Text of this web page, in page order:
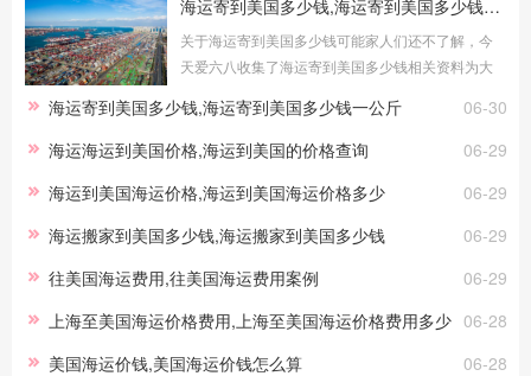
海运寄到美国多少钱,海运寄到美国多少钱一公斤
关于海运寄到美国多少钱可能家人们还不了解，今
天爱六八收集了海运寄到美国多少钱相关资料为大
钱一公斤海运寄到美国多少钱海运是
06-30
海运寄到美国多少钱,海运寄到美国多少钱一公斤
06-29
海运海运到美国价格,海运到美国的价格查询
06-29
海运到美国海运价格,海运到美国海运价格多少
06-29
海运搬家到美国多少钱,海运搬家到美国多少钱
06-29
往美国海运费用,往美国海运费用案例
06-28
上海至美国海运价格费用,上海至美国海运价格费用多少
06-28
美国海运价钱,美国海运价钱怎么算